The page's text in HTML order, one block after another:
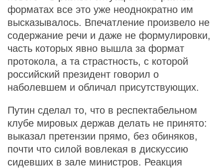
форматах все это уже неоднократно им
высказывалось. Впечатление произвело не
содержание речи и даже не формулировки,
часть которых явно вышла за формат
протокола, а та страстность, с которой
российский президент говорил о
наболевшем и обличал присутствующих.
Путин сделал то, что в респектабельном
клубе мировых держав делать не принято:
выказал претензии прямо, без обиняков,
почти что силой вовлекая в дискуссию
сидевших в зале министров. Реакция